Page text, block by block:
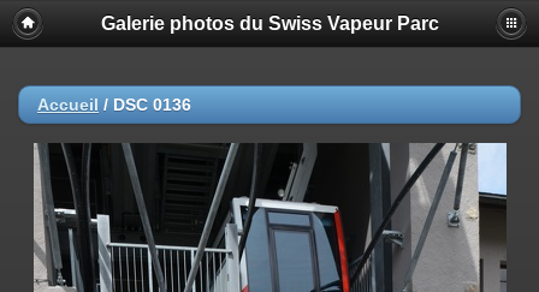
Galerie photos du Swiss Vapeur Parc
Accueil / DSC 0136